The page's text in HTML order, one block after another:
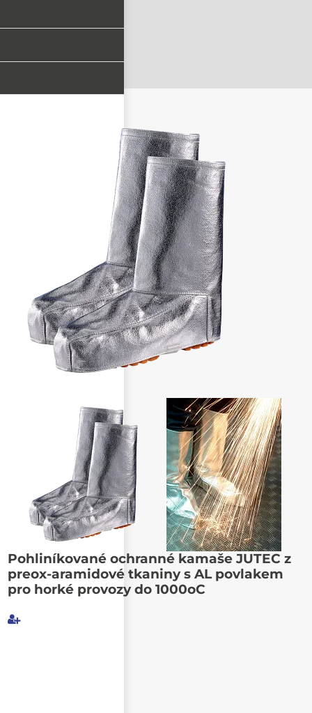
Pohliníkované ochranné kamaše JUTEC z
preox-aramidové tkaniny s AL povlakem
pro horké provozy do 1000oC
Poslat známému